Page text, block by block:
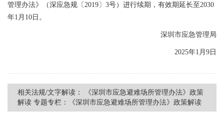
管理办法》（深应急规〔2019〕3号）进行续期，有效期延长至2030
年1月10日。
深圳市应急管理局
2025年1月9日
相关法规/文字解读：
《深圳市应急避难场所管理办法》政策
解读 专题专栏：《深圳市应急避难场所管理办法》政策解读